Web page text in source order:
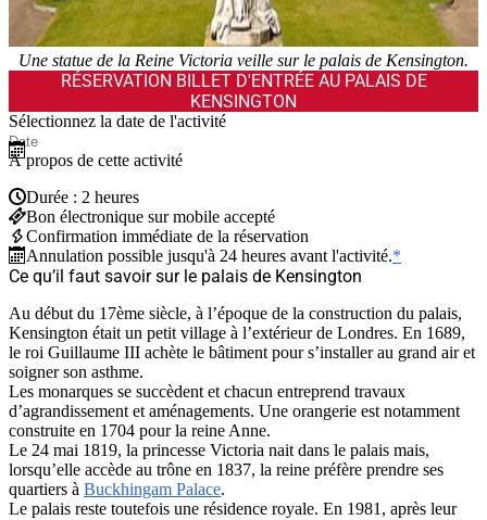
Une statue de la Reine Victoria veille sur le palais de Kensington.
RÉSERVATION BILLET D'ENTRÉE AU PALAIS DE
KENSINGTON
Sélectionnez la date de l'activité
À propos de cette activité
Durée : 2 heures
Bon électronique sur mobile accepté
Confirmation immédiate de la réservation
Annulation possible jusqu'à 24 heures avant l'activité.*
Ce qu’il faut savoir sur le palais de Kensington
Au début du 17ème siècle, à l’époque de la construction du palais,
Kensington était un petit village à l’extérieur de Londres. En 1689,
le roi Guillaume III achète le bâtiment pour s’installer au grand air et
soigner son asthme.
Les monarques se succèdent et chacun entreprend travaux
d’agrandissement et aménagements. Une orangerie est notamment
construite en 1704 pour la reine Anne.
Le 24 mai 1819, la princesse Victoria nait dans le palais mais,
lorsqu’elle accède au trône en 1837, la reine préfère prendre ses
quartiers à Buckhingam Palace.
Le palais reste toutefois une résidence royale. En 1981, après leur